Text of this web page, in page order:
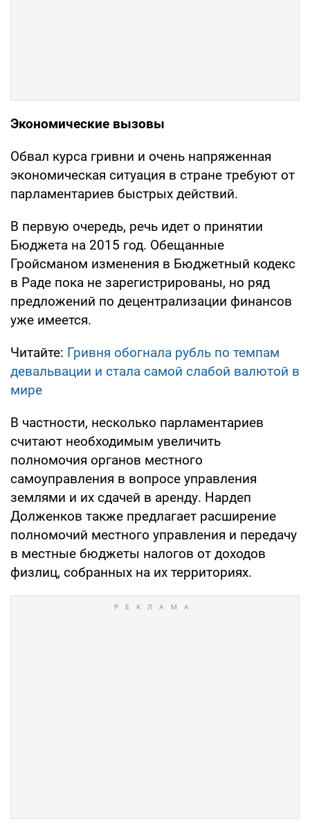
Экономические вызовы
Обвал курса гривни и очень напряженная
экономическая ситуация в стране требуют от
парламентариев быстрых действий.
В первую очередь, речь идет о принятии
Бюджета на 2015 год. Обещанные
Гройсманом изменения в Бюджетный кодекс
в Раде пока не зарегистрированы, но ряд
предложений по децентрализации финансов
уже имеется.
Читайте: Гривня обогнала рубль по темпам
девальвации и стала самой слабой валютой в
мире
В частности, несколько парламентариев
считают необходимым увеличить
полномочия органов местного
самоуправления в вопросе управления
землями и их сдачей в аренду. Нардеп
Долженков также предлагает расширение
полномочий местного управления и передачу
в местные бюджеты налогов от доходов
физлиц, собранных на их территориях.